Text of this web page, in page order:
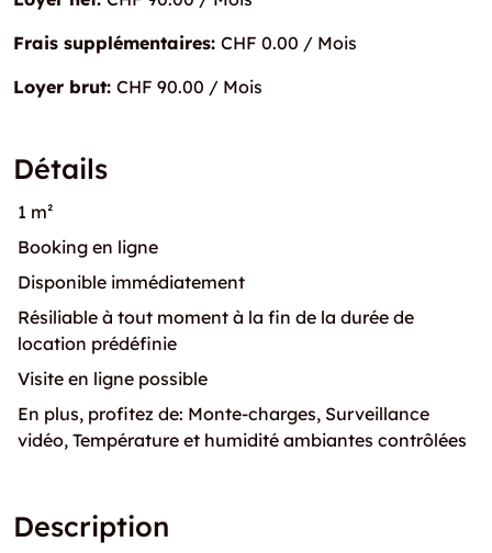
Frais supplémentaires: CHF 0.00 / Mois
Loyer brut: CHF 90.00 / Mois
Détails
1 m²
Booking en ligne
Disponible immédiatement
Résiliable à tout moment à la fin de la durée de
location prédéfinie
Visite en ligne possible
En plus, profitez de: Monte-charges, Surveillance
vidéo, Température et humidité ambiantes contrôlées
Description